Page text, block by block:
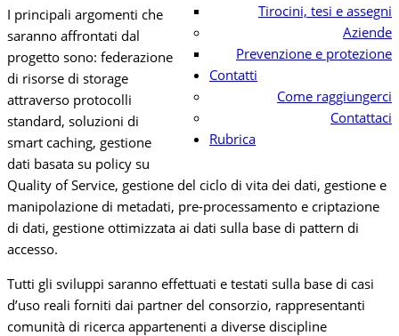
Tirocini, tesi e assegni
Aziende
Prevenzione e protezione
Contatti
Come raggiungerci
Contattaci
Rubrica
I principali argomenti che
saranno affrontati dal
progetto sono: federazione
di risorse di storage
attraverso protocolli
standard, soluzioni di
smart caching, gestione
dati basata su policy su
Quality of Service, gestione del ciclo di vita dei dati, gestione e
manipolazione di metadati, pre-processamento e criptazione
di dati, gestione ottimizzata ai dati sulla base di pattern di
accesso.
Tutti gli sviluppi saranno effettuati e testati sulla base di casi
d’uso reali forniti dai partner del consorzio, rappresentanti
comunità di ricerca appartenenti a diverse discipline